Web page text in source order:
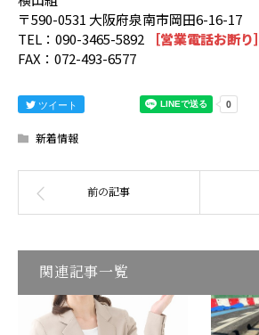
〒590-0531 大阪府泉南市岡田6-16-17
TEL：090-3465-5892
［営業電話お断り］
FAX：072-493-6577
ツイート
新着情報
関連記事一覧